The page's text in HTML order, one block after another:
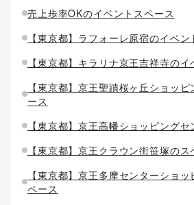
売上歩率OKのイベントスペース
【東京都】ラフォーレ原宿のイベン
【東京都】キラリナ京王吉祥寺の
【東京都】京王聖蹟桜ヶ丘ショッ
ース
【東京都】京王高幡ショッピング
【東京都】京王クラウン街笹塚のス
【東京都】京王多摩センターショ
ペース